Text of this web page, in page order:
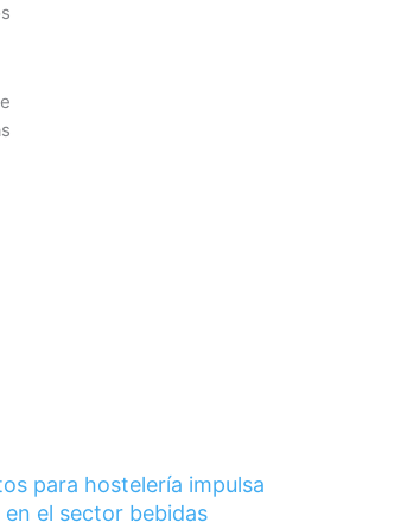
para hostelería impulsa
el sector bebidas